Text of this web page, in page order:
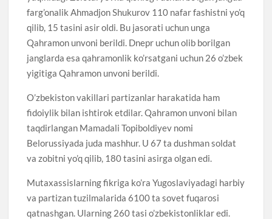
farg’onalik Ahmadjon Shukurov 110 nafar fashistni yo’q
qilib, 15 tasini asir oldi. Bu jasorati uchun unga
Qahramon unvoni berildi. Dnepr uchun olib borilgan
janglarda esa qahramonlik ko’rsatgani uchun 26 o’zbek
yigitiga Qahramon unvoni berildi.
O’zbekiston vakillari partizanlar harakatida ham
fidoiylik bilan ishtirok etdilar. Qahramon unvoni bilan
taqdirlangan Mamadali Topiboldiyev nomi
Belorussiyada juda mashhur. U 67 ta dushman soldat
va zobitni yo’q qilib, 180 tasini asirga olgan edi.
Mutaxassislarning fikriga ko’ra Yugoslaviyadagi harbiy
va partizan tuzilmalarida 6100 ta sovet fuqarosi
qatnashgan. Ularning 260 tasi o’zbekistonliklar edi.